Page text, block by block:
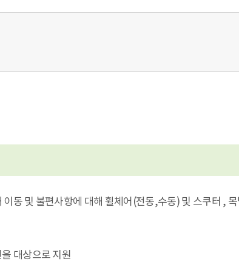
동 및 불편사항에 대해 휠체어(전동,수동) 및 스쿠터 ,
대상으로 지원